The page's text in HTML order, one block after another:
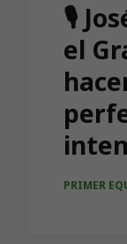
🎙
el
PRIMER